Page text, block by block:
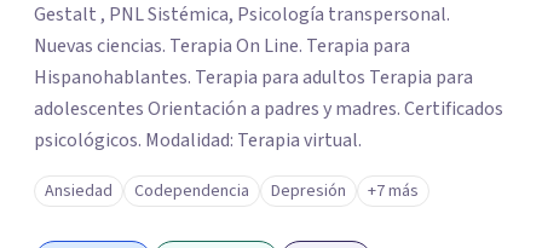
Gestalt , PNL Sistémica, Psicología transpersonal.
Nuevas ciencias. Terapia On Line. Terapia para
Hispanohablantes. Terapia para adultos Terapia para
adolescentes Orientación a padres y madres. Certificados
psicológicos. Modalidad: Terapia virtual.
Ansiedad Codependencia Depresión +7 más